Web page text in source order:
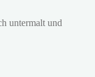
untermalt und